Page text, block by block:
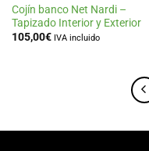
Cojín banco Net Nardi –
Tapizado Interior y Exterior
105,00€ IVA incluido